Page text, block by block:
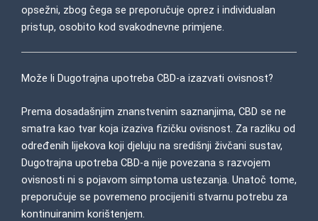
opsežni, zbog čega se preporučuje oprez i individualan
pristup, osobito kod svakodnevne primjene.
Može li Dugotrajna upotreba CBD-a izazvati ovisnost?
Prema dosadašnjim znanstvenim saznanjima, CBD se ne
smatra kao tvar koja izaziva fizičku ovisnost. Za razliku od
određenih lijekova koji djeluju na središnji živčani sustav,
Dugotrajna upotreba CBD-a nije povezana s razvojem
ovisnosti ni s pojavom simptoma ustezanja. Unatoč tome,
preporučuje se povremeno procijeniti stvarnu potrebu za
kontinuiranim korištenjem.